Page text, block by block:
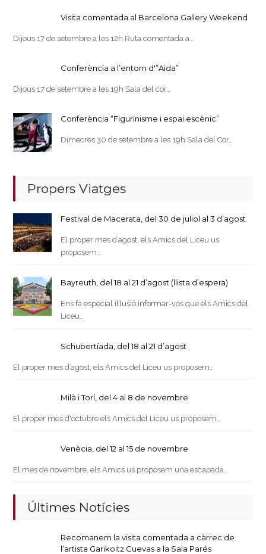
Visita comentada al Barcelona Gallery Weekend
Dijous 17 de setembre a les 12h Ruta comentada a…
Conferència a l’entorn d'”Aida”
Dijous 17 de setembre a les 19h Sala del cor…
Conferència “Figurinisme i espai escènic”
Dimecres 30 de setembre a les 19h Sala del Cor…
Propers Viatges
Festival de Macerata, del 30 de juliol al 3 d’agost
El proper mes d’agost, els Amics del Liceu us
proposem…
Bayreuth, del 18 al 21 d’agost (llista d’espera)
Ens fa especial il·lusió informar-vos que els Amics del
Liceu…
Schubertíada, del 18 al 21 d’agost
El proper mes d’agost, els Amics del Liceu us proposem…
Milà i Torí, del 4 al 8 de novembre
El proper mes d'octubre els Amics del Liceu us proposem…
Venècia, del 12 al 15 de novembre
El mes de novembre, els Amics us proposem una escapada…
Últimes Notícies
Recomanem la visita comentada a càrrec de
l’artista Garikoitz Cuevas a la Sala Parés